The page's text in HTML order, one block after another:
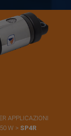
APPLICAZIONI
W > SP4R